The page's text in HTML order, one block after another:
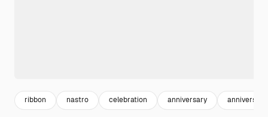
ribbon nastro celebration anniversary